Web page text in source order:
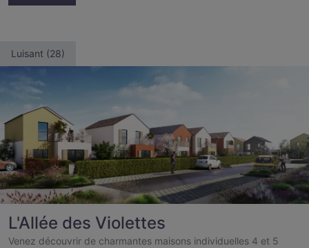
Luisant (28)
L'Allée des Violettes
Venez découvrir de charmantes maisons individuelles 4 et 5